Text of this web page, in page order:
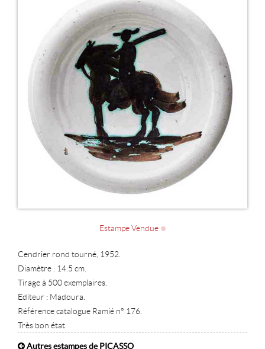
Estampe Vendue
Cendrier rond tourné, 1952.
Diamètre : 14.5 cm.
Tirage à 500 exemplaires.
Editeur : Madoura.
Référence catalogue Ramié n° 176.
Très bon état.
Autres estampes de PICASSO